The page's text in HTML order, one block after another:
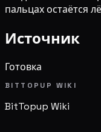
пальцах остаётся
Источник
Готовка
BITTOPUP WIKI
BitTopup Wiki